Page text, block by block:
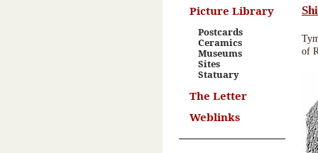
Picture Library
Postcards
Ceramics
Museums
Sites
Statuary
The Letter
Weblinks
of